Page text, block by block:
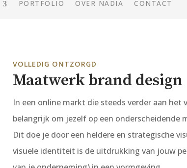
PORTFOLIO OVER NADIA CONTACT
VOLLEDIG ONTZORGD
Maatwerk brand design
In een online markt die steeds verder aan het
belangrijk om jezelf op een onderscheidende
Dit doe je door een heldere en strategische
visuele identiteit is de uitdrukking van jouw